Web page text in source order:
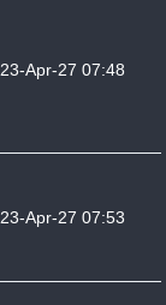
Apr-27 07:48
Apr-27 07:53